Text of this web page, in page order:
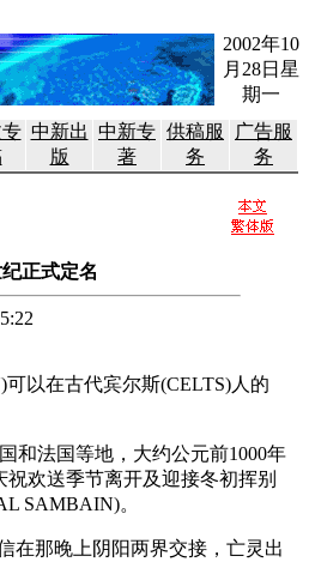
2002年10
月28日星
期一
中新出
版
中新专
著
供稿服
务
广告服
务
正式定名
以在古代宾尔斯(CELTS)人的
法国等地，大约公元前1000年
欢送季节离开及迎接冬初挥别
SAMBAIN)。
那晚上阴阳两界交接，亡灵出